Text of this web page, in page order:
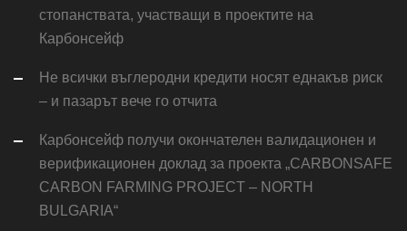
стопанствата, участващи в проектите на
Карбонсейф
Не всички въглеродни кредити носят еднакъв риск
– и пазарът вече го отчита
Карбонсейф получи окончателен валидационен и
верификационен доклад за проекта „CARBONSAFE
CARBON FARMING PROJECT – NORTH
BULGARIA“